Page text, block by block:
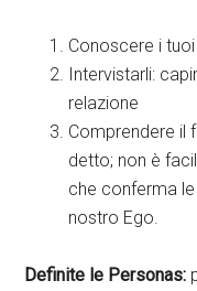
Conoscere i
Intervistarli:
relazione
Comprendere il
detto; non è
che conferma
nostro Ego.
Definite le Personas: